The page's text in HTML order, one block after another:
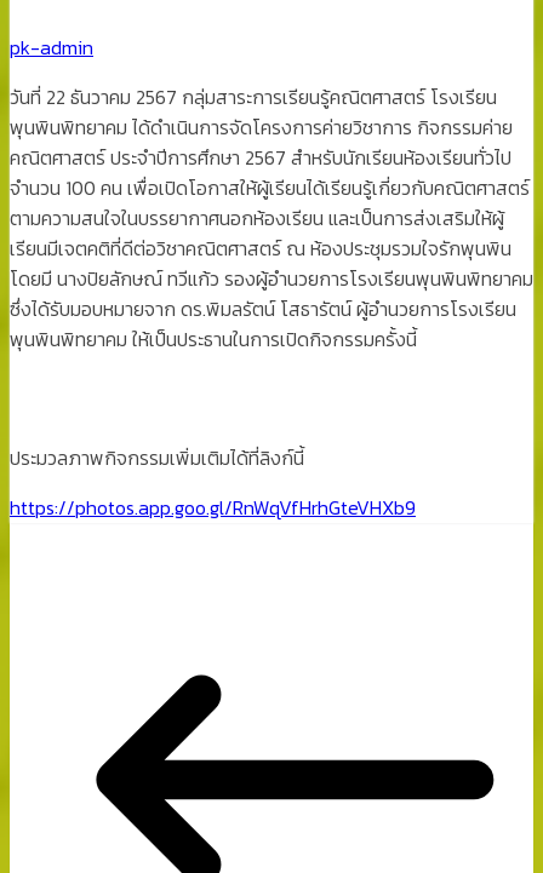
pk-admin
วันที่ 22 ธันวาคม 2567 กลุ่มสาระการเรียนรู้คณิตศาสตร์ โรงเรียน
พุนพินพิทยาคม ได้ดำเนินการจัดโครงการค่ายวิชาการ กิจกรรมค่าย
คณิตศาสตร์ ประจำปีการศึกษา 2567 สำหรับนักเรียนห้องเรียนทั่วไป
จำนวน 100 คน เพื่อเปิดโอกาสให้ผู้เรียนได้เรียนรู้เกี่ยวกับคณิตศาสตร์
ตามความสนใจในบรรยากาศนอกห้องเรียน และเป็นการส่งเสริมให้ผู้
เรียนมีเจตคติที่ดีต่อวิชาคณิตศาสตร์ ณ ห้องประชุมรวมใจรักพุนพิน
โดยมี นางปิยลักษณ์ ทวีแก้ว รองผู้อำนวยการโรงเรียนพุนพินพิทยาคม
ซึ่งได้รับมอบหมายจาก ดร.พิมลรัตน์ โสธารัตน์ผู้อำนวยการโรงเรียน
พุนพินพิทยาคม ให้เป็นประธานในการเปิดกิจกรรมครั้งนี้
ประมวลภาพกิจกรรมเพิ่มเติมได้ที่ลิงก์นี้
https://photos.app.goo.gl/RnWqVfHrhGteVHXb9